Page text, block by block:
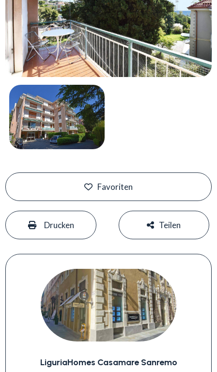
Favoriten
Drucken Teilen
LiguriaHomes Casamare Sanremo